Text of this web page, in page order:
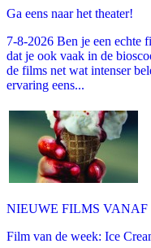
Ga eens naar het theater!
7-8-2026 Ben je een echte
dat je ook vaak in de
de films net wat intenser
ervaring eens...
NIEUWE FILMS VANAF
Film van de week: Ice